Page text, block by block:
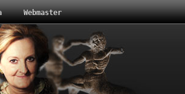
Webmaster